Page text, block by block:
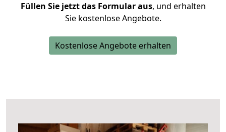
Füllen Sie jetzt das Formular aus, und erhalten
Sie kostenlose Angebote.
Kostenlose Angebote erhalten